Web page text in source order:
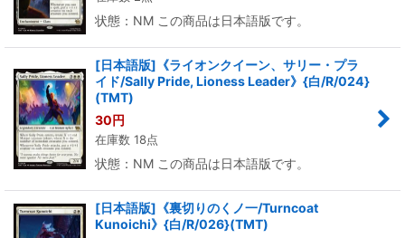
状態：NM この商品は日本語版です。
[日本語版]《ライオンクイーン、サリー・プラ
イド/Sally Pride, Lioness Leader》{白/R/024}
(TMT)
30円
在庫数 18点
状態：NM この商品は日本語版です。
[日本語版]《裏切りのくノ一/Turncoat
Kunoichi》{白/R/026}(TMT)